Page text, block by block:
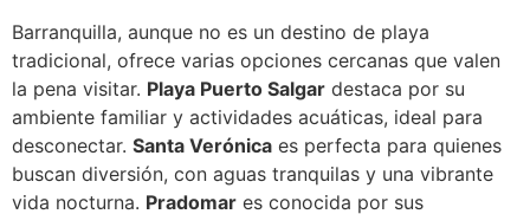
Barranquilla, aunque no es un destino de playa
tradicional, ofrece varias opciones cercanas que valen
la pena visitar. Playa Puerto Salgar destaca por su
ambiente familiar y actividades acuáticas, ideal para
desconectar. Santa Verónica es perfecta para quienes
buscan diversión, con aguas tranquilas y una vibrante
vida nocturna. Pradomar es conocida por sus